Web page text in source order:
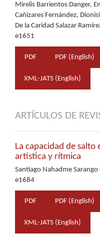
Mirelis Barrientos Danger,
Cañizares Fernández,
De la Caridad Salazar
e1651
PDF PDF (English)
XML-JATS (English)
ARTÍCULOS DE
La capacidad de
artística y rítmica
Santiago Nahadme
e1684
PDF PDF (English)
XML-JATS (English)